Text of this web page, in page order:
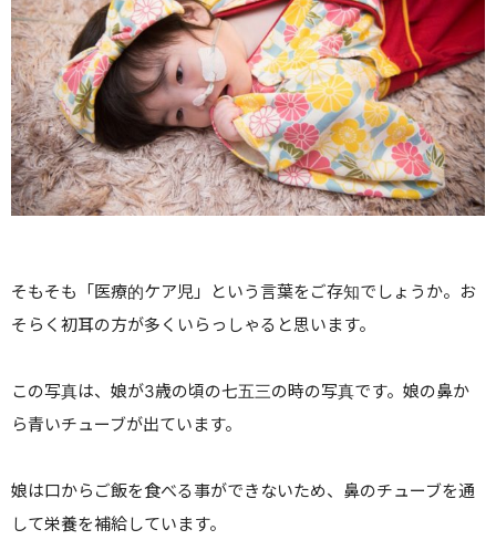
そもそも「医療的ケア児」という言葉をご存知でしょうか。お
そらく初耳の方が多くいらっしゃると思います。
この写真は、娘が3歳の頃の七五三の時の写真です。 娘の鼻か
ら青いチューブが出ています。
娘は口からご飯を食べる事ができないため、鼻のチューブを通
して栄養を補給しています。